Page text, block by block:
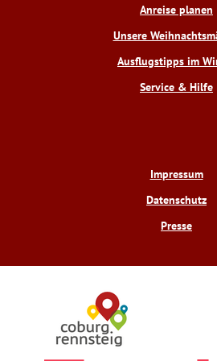
s
t
Anreise planen
Unsere
Ausflugstipps im
Service & Hilfe
Impressum
Datenschutz
Presse